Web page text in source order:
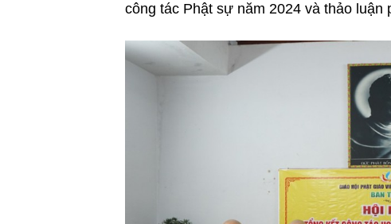
công tác Phật sự năm 2024 và thảo